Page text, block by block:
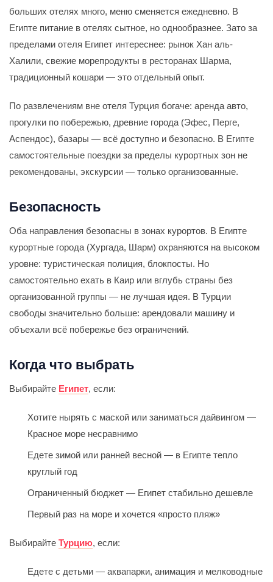
больших отелях много, меню сменяется ежедневно. В
Египте питание в отелях сытное, но однообразнее. Зато за
пределами отеля Египет интереснее: рынок Хан аль-
Халили, свежие морепродукты в ресторанах Шарма,
традиционный кошари — это отдельный опыт.
По развлечениям вне отеля Турция богаче: аренда авто,
прогулки по побережью, древние города (Эфес, Перге,
Аспендос), базары — всё доступно и безопасно. В Египте
самостоятельные поездки за пределы курортных зон не
рекомендованы, экскурсии — только организованные.
Безопасность
Оба направления безопасны в зонах курортов. В Египте
курортные города (Хургада, Шарм) охраняются на высоком
уровне: туристическая полиция, блокпосты. Но
самостоятельно ехать в Каир или вглубь страны без
организованной группы — не лучшая идея. В Турции
свободы значительно больше: арендовали машину и
объехали всё побережье без ограничений.
Когда что выбрать
Выбирайте Египет, если:
Хотите нырять с маской или заниматься дайвингом —
Красное море несравнимо
Едете зимой или ранней весной — в Египте тепло
круглый год
Ограниченный бюджет — Египет стабильно дешевле
Первый раз на море и хочется «просто пляж»
Выбирайте Турцию, если:
Едете с детьми — аквапарки, анимация и мелководные